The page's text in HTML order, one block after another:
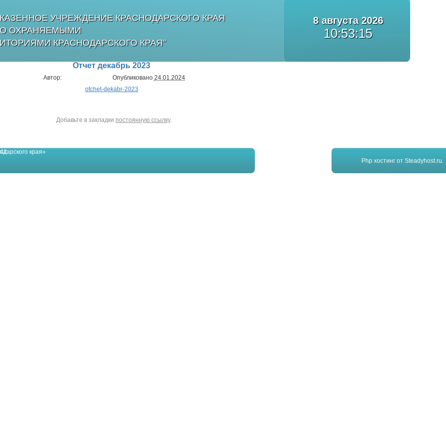
УЧРЕЖДЕНИЕ КРАСНОДАРСКОГО КРАЯ
ОХРАНЯЕМЫМИ
КРАСНОДАРСКОГО КРАЯ"
8 августа 2026
10:53:15
Отчет декабрь 2023
Автор: Опубликовано 24.01.2024
otchet-dekabr-2023
Добавьте в закладки постоянную ссылку.
края»
Php хостинг от Steadyhost.ru.